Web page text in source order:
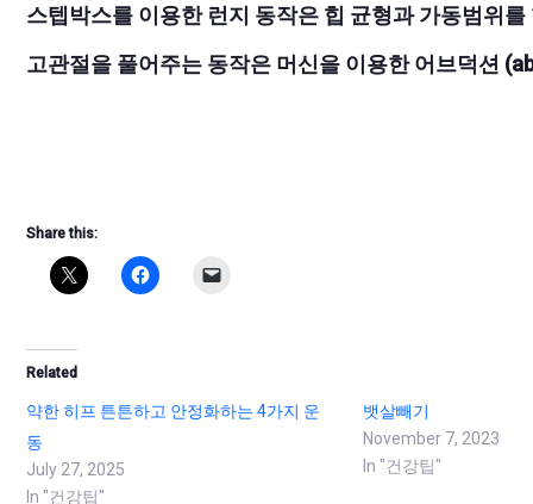
스텝박스를 이용한 런지 동작은 힙 균형과 가동범위
고관절을 풀어주는 동작은 머신을 이용한 어브덕션
Share this:
Related
약한 히프 튼튼하고 안정화하는 4가지 운
동
July 27, 2025
In "건강팁"
뱃살빼기
November 7, 2023
In "건강팁"